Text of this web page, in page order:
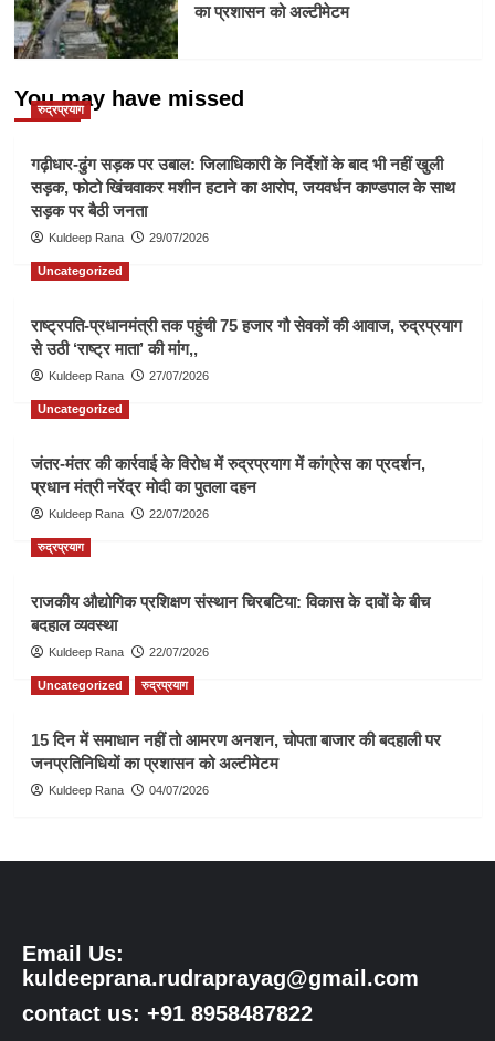
का प्रशासन को अल्टीमेटम
You may have missed
रुद्रप्रयाग
गढ़ीधार-ढुंग सड़क पर उबाल: जिलाधिकारी के निर्देशों के बाद भी नहीं खुली
सड़क, फोटो खिंचवाकर मशीन हटाने का आरोप, जयवर्धन काण्डपाल के साथ
सड़क पर बैठी जनता
Kuldeep Rana 29/07/2026
Uncategorized
राष्ट्रपति-प्रधानमंत्री तक पहुंची 75 हजार गौ सेवकों की आवाज, रुद्रप्रयाग
से उठी ‘राष्ट्र माता’ की मांग,,
Kuldeep Rana 27/07/2026
Uncategorized
जंतर-मंतर की कार्रवाई के विरोध में रुद्रप्रयाग में कांग्रेस का प्रदर्शन,
प्रधान मंत्री नरेंद्र मोदी का पुतला दहन
Kuldeep Rana 22/07/2026
रुद्रप्रयाग
राजकीय औद्योगिक प्रशिक्षण संस्थान चिरबटिया: विकास के दावों के बीच
बदहाल व्यवस्था
Kuldeep Rana 22/07/2026
Uncategorized रुद्रप्रयाग
15 दिन में समाधान नहीं तो आमरण अनशन, चोपता बाजार की बदहाली पर
जनप्रतिनिधियों का प्रशासन को अल्टीमेटम
Kuldeep Rana 04/07/2026
Email Us:
kuldeeprana.rudraprayag@gmail.com
contact us: +91 8958487822